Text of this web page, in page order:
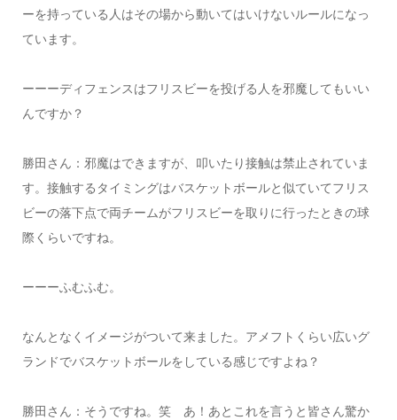
ーを持っている人はその場から動いてはいけないルールになっ
ています。
ーーーディフェンスはフリスビーを投げる人を邪魔してもいい
んですか？
勝田さん：邪魔はできますが、叩いたり接触は禁止されていま
す。接触するタイミングはバスケットボールと似ていてフリス
ビーの落下点で両チームがフリスビーを取りに行ったときの球
際くらいですね。
ーーーふむふむ。
なんとなくイメージがついて来ました。アメフトくらい広いグ
ランドでバスケットボールをしている感じですよね？
勝田さん：そうですね。笑 あ！あとこれを言うと皆さん驚か